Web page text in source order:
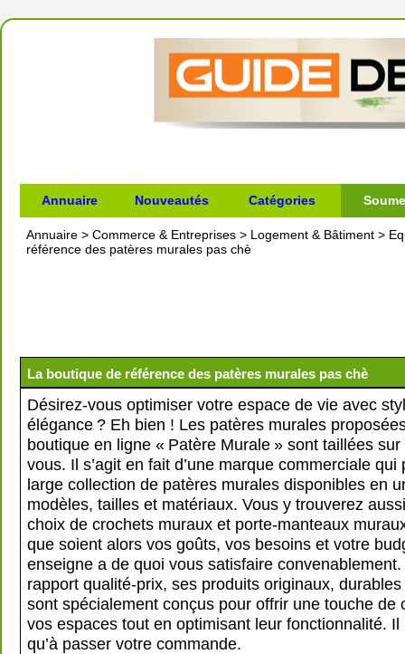
Annuaire Nouveautés Catégories
Annuaire > Commerce & Entreprises > Logement & Bâtiment >
référence des patères murales pas chè
La boutique de référence des patères murales pas chè
Désirez-vous optimiser votre espace de vie avec
élégance ? Eh bien ! Les patères murales
boutique en ligne « Patère Murale » sont taillées
vous. Il s’agit en fait d’une marque commerciale qui
large collection de patères murales disponibles en
modèles, tailles et matériaux. Vous y trouverez
choix de crochets muraux et porte-manteaux
que soient alors vos goûts, vos besoins et votre
enseigne a de quoi vous satisfaire convenablement.
rapport qualité-prix, ses produits originaux,
sont spécialement conçus pour offrir une touche de
vos espaces tout en optimisant leur fonctionnalité. Il
qu’à passer votre commande.